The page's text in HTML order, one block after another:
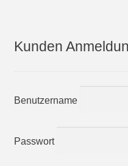
Kunden
Benutzername
Passwort